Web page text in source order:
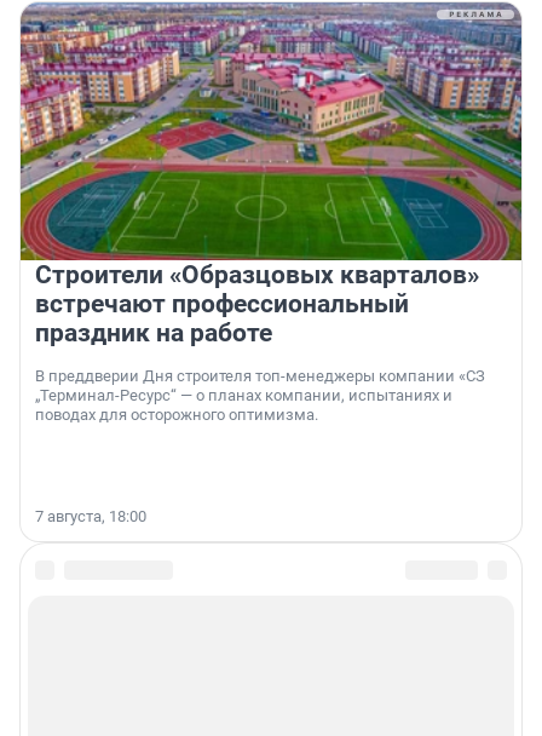
Строители «Образцовых кварталов»
встречают профессиональный
праздник на работе
В преддверии Дня строителя топ-менеджеры компании «СЗ
„Терминал-Ресурс“ — о планах компании, испытаниях и
поводах для осторожного оптимизма.
7 августа, 18:00